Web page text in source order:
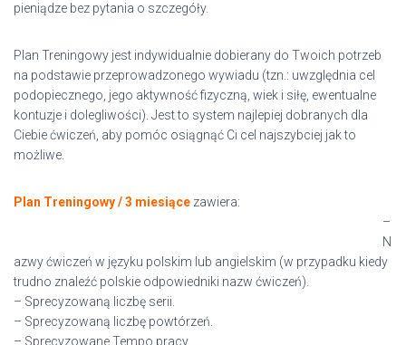
pieniądze bez pytania o szczegóły.
Plan Treningowy jest indywidualnie dobierany do Twoich potrzeb
na podstawie przeprowadzonego wywiadu (tzn.: uwzględnia cel
podopiecznego, jego aktywność fizyczną, wiek i siłę, ewentualne
kontuzje i dolegliwości). Jest to system najlepiej dobranych dla
Ciebie ćwiczeń, aby pomóc osiągnąć Ci cel najszybciej jak to
możliwe.
Plan Treningowy / 3 miesiące zawiera:
–
N
azwy ćwiczeń w języku polskim lub angielskim (w przypadku kiedy
trudno znaleźć polskie odpowiedniki nazw ćwiczeń).
– Sprecyzowaną liczbę serii.
– Sprecyzowaną liczbę powtórzeń.
– Sprecyzowane Tempo pracy.